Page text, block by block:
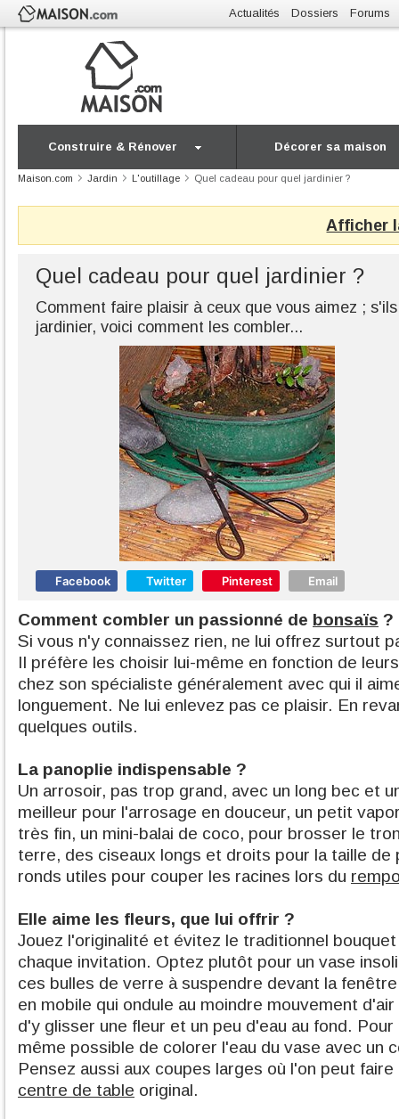
Actualités Dossiers Forums
Construire & Rénover Décorer sa maison
Maison.com Jardin L'outillage Quel cadeau pour quel jardinier ?
Afficher
Quel cadeau pour quel jardinier ?
Comment faire plaisir à ceux que vous aimez ;
jardinier, voici comment les combler...
Facebook Twitter Pinterest Email
Comment combler un passionné de bonsaïs ?
Si vous n'y connaissez rien, ne lui offrez surtout
Il préfère les choisir lui-même en fonction de
chez son spécialiste généralement avec qui il
longuement. Ne lui enlevez pas ce plaisir. En
quelques outils.
La panoplie indispensable ?
Un arrosoir, pas trop grand, avec un long bec et
meilleur pour l'arrosage en douceur, un petit
très fin, un mini-balai de coco, pour brosser le
terre, des ciseaux longs et droits pour la taille de
ronds utiles pour couper les racines lors du
Elle aime les fleurs, que lui offrir ?
Jouez l'originalité et évitez le traditionnel
chaque invitation. Optez plutôt pour un vase
ces bulles de verre à suspendre devant la
en mobile qui ondule au moindre mouvement
d'y glisser une fleur et un peu d'eau au fond.
même possible de colorer l'eau du vase avec un
Pensez aussi aux coupes larges où l'on peut
centre de table original.